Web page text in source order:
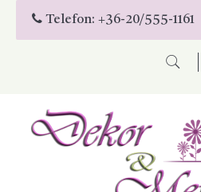
Telefon: +36-20/555-1161